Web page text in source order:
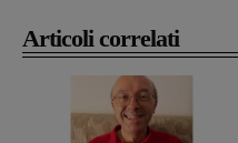
Articoli correlati